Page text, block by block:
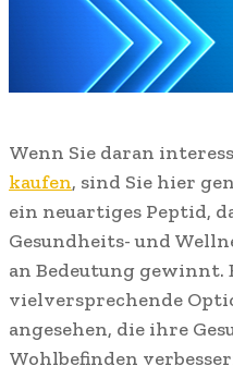
Wenn Sie daran
kaufen, sind Sie hier
ein neuartiges Peptid,
Gesundheits- und
an Bedeutung gewinnt.
vielversprechende
angesehen, die ihre
Wohlbefinden